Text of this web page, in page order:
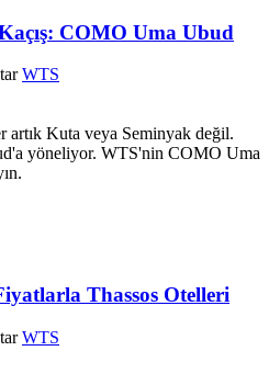
COMO Uma Ubud
WTS
artık Kuta veya Seminyak değil.
yöneliyor. WTS'nin COMO Uma
Thassos Otelleri
WTS